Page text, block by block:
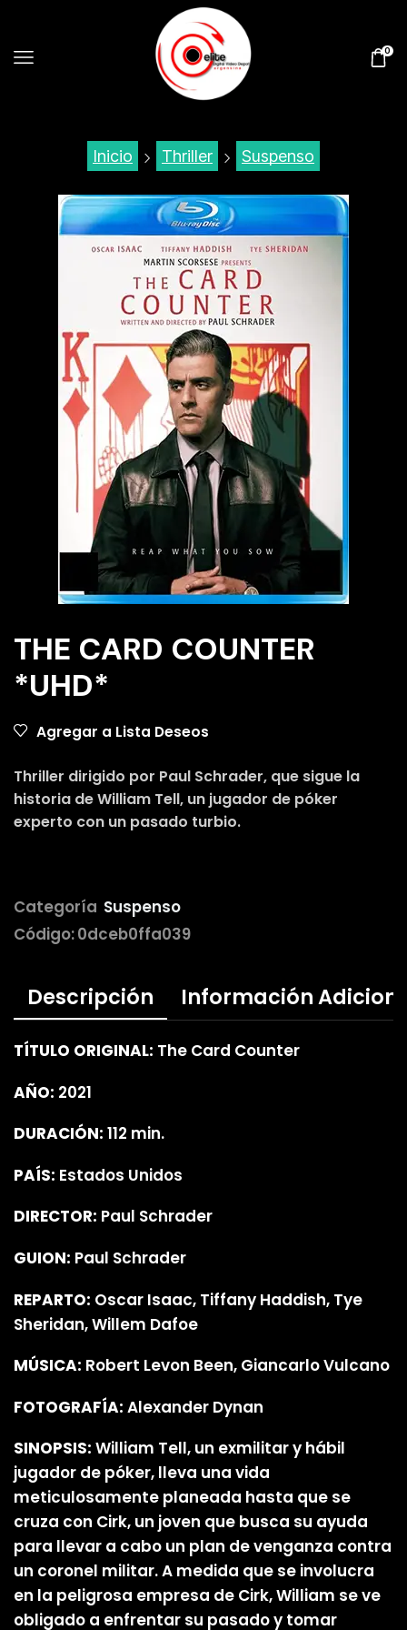
0
Inicio Thriller Suspenso
THE CARD COUNTER
*UHD*
Agregar a Lista Deseos
Thriller dirigido por Paul Schrader, que sigue la
historia de William Tell, un jugador de póker
experto con un pasado turbio.
Categoría Suspenso
Código:0dceb0ffa039
Descripción Información
TÍTULO ORIGINAL: The Card Counter
AÑO: 2021
DURACIÓN: 112 min.
PAÍS: Estados Unidos
DIRECTOR: Paul Schrader
GUION: Paul Schrader
REPARTO: Oscar Isaac, Tiffany Haddish, Tye
Sheridan, Willem Dafoe
MÚSICA: Robert Levon Been, Giancarlo Vulcano
FOTOGRAFÍA: Alexander Dynan
SINOPSIS: William Tell, un exmilitar y hábil
jugador de póker, lleva una vida
meticulosamente planeada hasta que se
cruza con Cirk, un joven que busca su ayuda
para llevar a cabo un plan de venganza contra
un coronel militar. A medida que se involucra
en la peligrosa empresa de Cirk, William se ve
obligado a enfrentar su pasado y tomar